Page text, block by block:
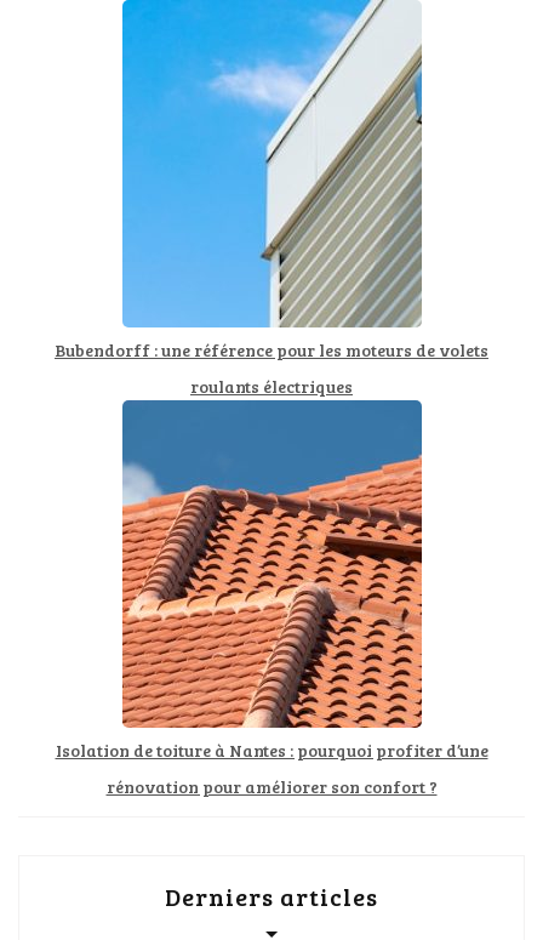
Bubendorff : une référence pour les moteurs de volets
roulants électriques
Isolation de toiture à Nantes : pourquoi profiter d’une
rénovation pour améliorer son confort ?
Derniers articles